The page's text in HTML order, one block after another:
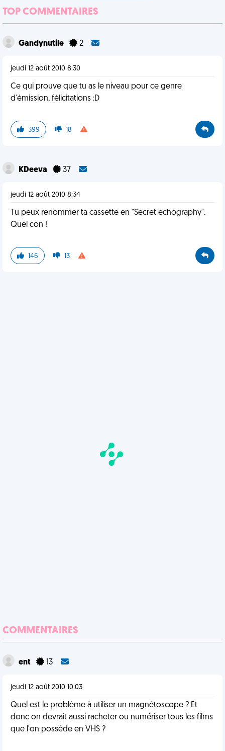
TOP COMMENTAIRES
Gandynutile 2
jeudi 12 août 2010 8:30
Ce qui prouve que tu as le niveau pour ce genre
d'émission, félicitations :D
399 18
KDeeva 37
jeudi 12 août 2010 8:34
Tu peux renommer ta cassette en "Secret echography".
Quel con !
146 13
COMMENTAIRES
ent 13
jeudi 12 août 2010 10:03
Quel est le problème à utiliser un magnétoscope ? Et
donc on devrait aussi racheter ou numériser tous les films
que l'on possède en VHS ?